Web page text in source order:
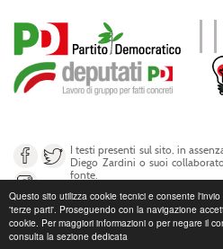
Questo sito utilizza cookie tecnici e consente
'terze parti'. Proseguendo con la navigazione
cookie. Per maggiori informazioni o per negare il
consulta la sezione dedicata
I testi presenti sul sito, in
Diego Zardini o suoi
fonte.